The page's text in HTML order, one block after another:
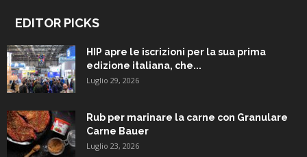
EDITOR PICKS
HIP apre le iscrizioni per la sua prima
edizione italiana, che...
Luglio 29, 2026
Rub per marinare la carne con Granulare
Carne Bauer
Luglio 23, 2026